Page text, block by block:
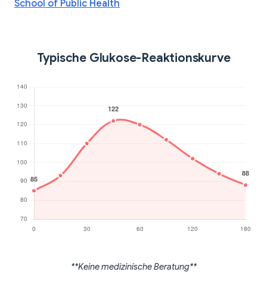
School of Public Health
Typische Glukose-Reaktionskurve
**Keine medizinische Beratung**